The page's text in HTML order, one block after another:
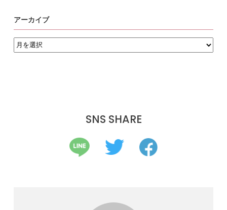
アーカイブ
ア
ー
カ
SNS SHARE